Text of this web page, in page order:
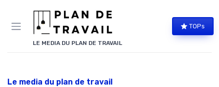
LE MEDIA DU PLAN DE TRAVAIL
TOPs
Le media du plan de travail